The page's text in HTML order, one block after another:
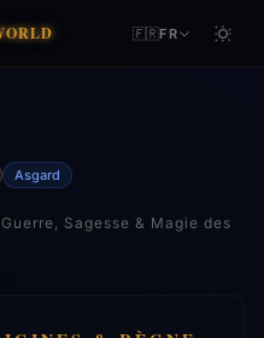
🇫🇷FR
Asgard
Sagesse & Magie des